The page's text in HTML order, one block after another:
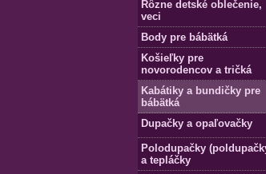
Rôzne detské oblečenie,
veci
Body pre bábätká
Košieľky pre
novorodencov a tričká
Kabátiky a bundičky pre
bábätká
Dupačky a opaľovačky
Polodupačky
a tepláčky